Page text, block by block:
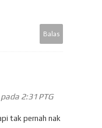
Balas
2:31 PTG
tak pernah nak